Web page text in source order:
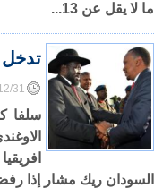
ما لا يقل عن 13...
31
سلفا
السودان ريك مشار إذا